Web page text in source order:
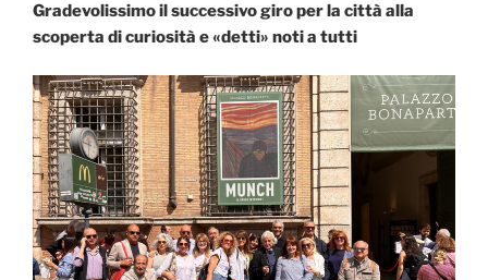
Gradevolissimo il successivo giro per la città alla
scoperta di curiosità e «detti» noti a tutti